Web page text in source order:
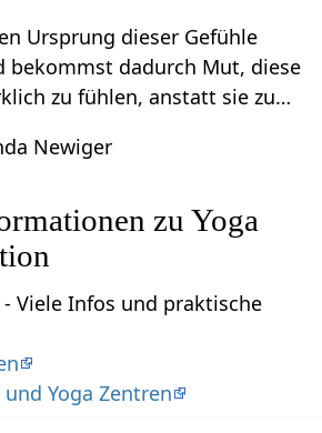
Ursprung dieser Gefühle
bekommst dadurch Mut, diese
zu fühlen, anstatt sie zu…
Newiger
zu Yoga
- Viele Infos und praktische
Yoga Zentren